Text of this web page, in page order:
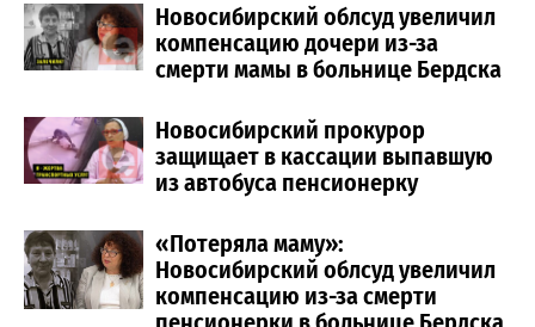
Новосибирский облсуд увеличил
компенсацию дочери из-за
смерти мамы в больнице Бердска
Новосибирский прокурор
защищает в кассации выпавшую
из автобуса пенсионерку
«Потеряла маму»:
Новосибирский облсуд увеличил
компенсацию из-за смерти